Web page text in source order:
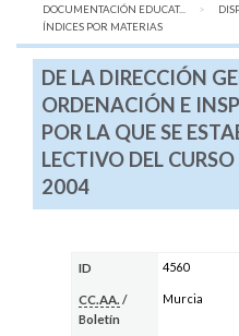
DOCUMENTACIÓN EDUCAT...
AQUÍ:
ÍNDICES POR MATERIAS
DE LA DIRECCIÓN
ORDENACIÓN E
POR LA QUE SE
LECTIVO DEL
2004
ID 4560
CC.AA. /
Boletín
Murcia